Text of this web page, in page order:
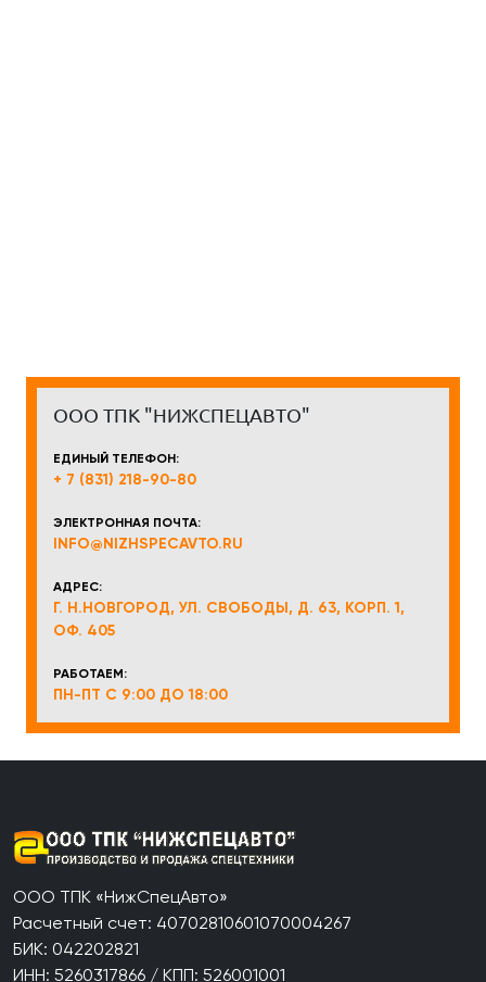
ООО ТПК "НИЖСПЕЦАВТО"
ЕДИНЫЙ ТЕЛЕФОН:
+ 7 (831) 218-90-80
ЭЛЕКТРОННАЯ ПОЧТА:
INFO@NIZHSPECAVTO.RU
АДРЕС:
Г. Н.НОВГОРОД, УЛ. СВОБОДЫ, Д. 63, КОРП. 1,
ОФ. 405
РАБОТАЕМ:
ПН-ПТ С 9:00 ДО 18:00
ООО ТПК «НижСпецАвто»
Расчетный счет: 40702810601070004267
БИК: 042202821
ИНН: 5260317866 / КПП: 526001001